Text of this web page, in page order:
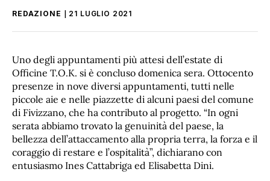
REDAZIONE 21 LUGLIO 2021
Uno degli appuntamenti più attesi dell’estate di
Officine T.O.K. si è concluso domenica sera. Ottocento
presenze in nove diversi appuntamenti, tutti nelle
piccole aie e nelle piazzette di alcuni paesi del comune
di Fivizzano, che ha contributo al progetto. “In ogni
serata abbiamo trovato la genuinità del paese, la
bellezza dell’attaccamento alla propria terra, la forza e il
coraggio di restare e l’ospitalità”, dichiarano con
entusiasmo Ines Cattabriga ed Elisabetta Dini.